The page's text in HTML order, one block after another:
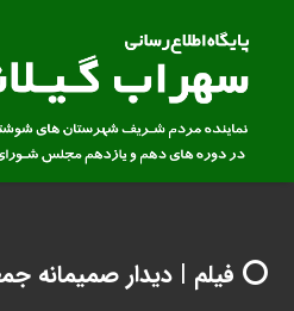
⭕️ فیلم | دیدار صمیمانه